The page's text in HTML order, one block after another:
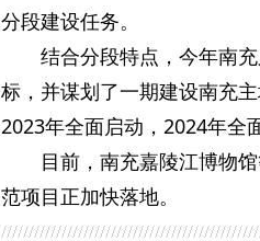
分段建设任务。
结合分段特点，今年南
标，并谋划了一期建设南充
2023年全面启动，2024年全
目前，南充嘉陵江博物
范项目正加快落地。